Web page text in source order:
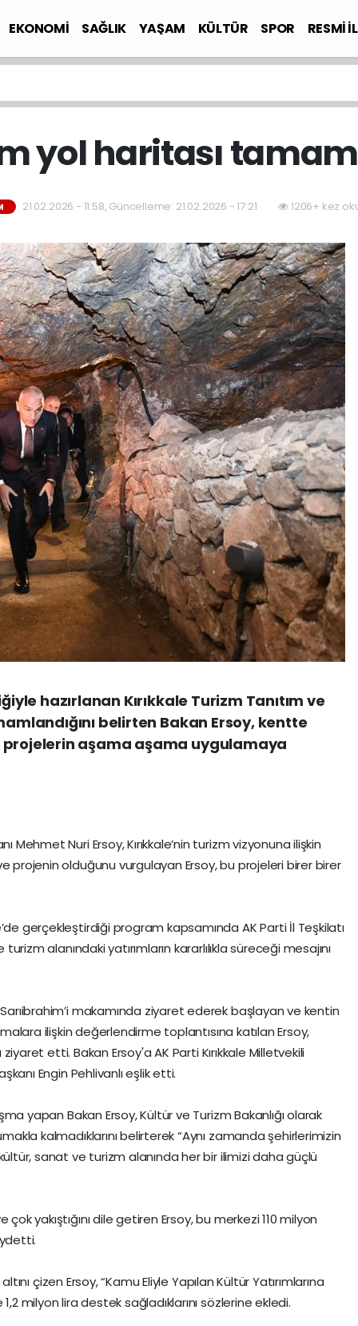
EKONOMİ SAĞLIK YAŞAM KÜLTÜR SPOR RESMİ
yol haritası
21.02.2026 - 11:58, Güncelleme: 21.02.2026 - 17:21 1206+ kez
hazırlanan Kırıkkale Turizm Tanıtım ve
belirten Bakan Ersoy, kentte
aşama aşama uygulamaya
Mehmet Nuri Ersoy, Kırıkkale’nin turizm vizyonuna ilişkin
projenin olduğunu vurgulayan Ersoy, bu projeleri birer birer
gerçekleştirdiği program kapsamında AK Parti İl Teşkilatı
alanındaki yatırımların kararlılıkla süreceği mesajını
Sarıibrahim’i makamında ziyaret ederek başlayan ve kentin
ilişkin değerlendirme toplantısına katılan Ersoy,
ziyaret etti. Bakan Ersoy'a AK Parti Kırıkkale Milletvekili
Engin Pehlivanlı eşlik etti.
yapan Bakan Ersoy, Kültür ve Turizm Bakanlığı olarak
kalmadıklarını belirterek “Aynı zamanda şehirlerimizin
sanat ve turizm alanında her bir ilimizi daha güçlü
çok yakıştığını dile getiren Ersoy, bu merkezi 110 milyon
altını çizen Ersoy, “Kamu Eliyle Yapılan Kültür Yatırımlarına
1,2 milyon lira destek sağladıklarını sözlerine ekledi.